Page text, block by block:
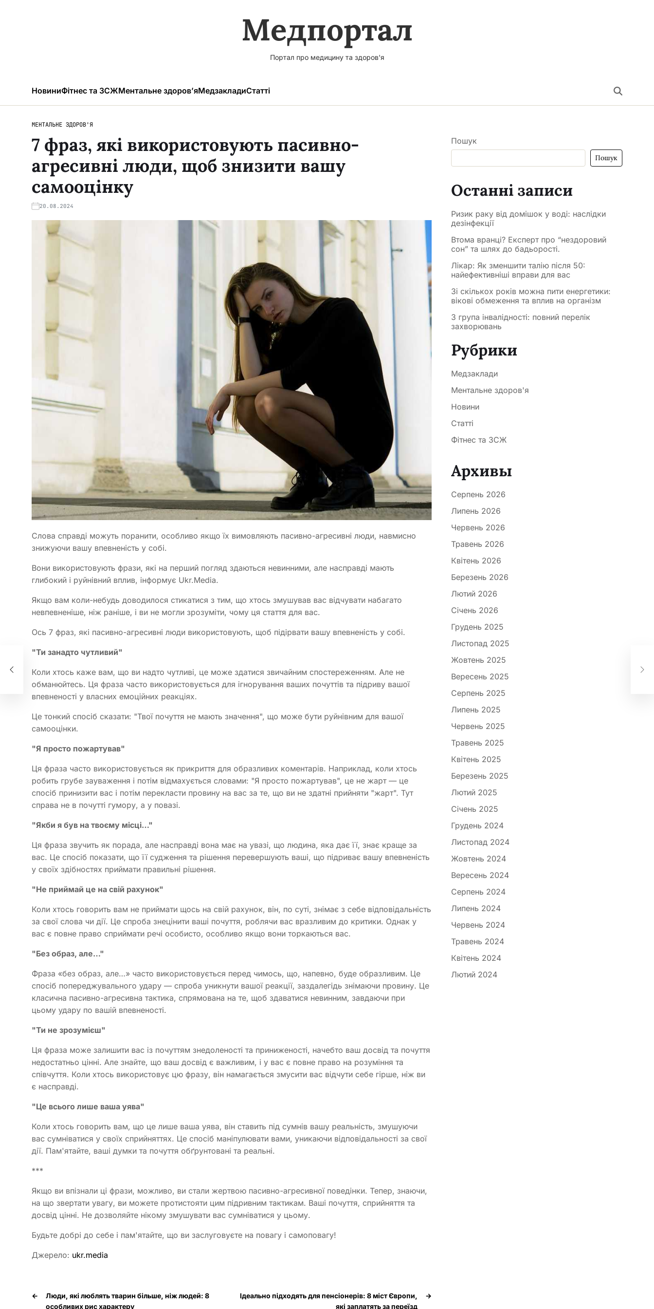
Медпортал
Портал про медицину та здоров'я
НовиниФітнес та ЗСЖМентальне здоров’яМедзакладиСтатті
МЕНТАЛЬНЕ ЗДОРОВ'Я
7 фраз, які використовують пасивно-
агресивні люди, щоб знизити вашу
самооцінку
20.08.2024
Слова справді можуть поранити, особливо якщо їх вимовляють пасивно-агресивні люди, навмисно
знижуючи вашу впевненість у собі.
Вони використовують фрази, які на перший погляд здаються невинними, але насправді мають
глибокий і руйнівний вплив, інформує Ukr.Media.
Якщо вам коли-небудь доводилося стикатися з тим, що хтось змушував вас відчувати набагато
невпевненіше, ніж раніше, і ви не могли зрозуміти, чому ця стаття для вас.
Ось 7 фраз, які пасивно-агресивні люди використовують, щоб підірвати вашу впевненість у собі.
"Ти занадто чутливий"
Коли хтось каже вам, що ви надто чутливі, це може здатися звичайним спостереженням. Але не
обманюйтесь. Ця фраза часто використовується для ігнорування ваших почуттів та підриву вашої
впевненості у власних емоційних реакціях.
Це тонкий спосіб сказати: "Твої почуття не мають значення", що може бути руйнівним для вашої
самооцінки.
"Я просто пожартував"
Ця фраза часто використовується як прикриття для образливих коментарів. Наприклад, коли хтось
робить грубе зауваження і потім відмахується словами: "Я просто пожартував", це не жарт — це
спосіб принизити вас і потім перекласти провину на вас за те, що ви не здатні прийняти "жарт". Тут
справа не в почутті гумору, а у повазі.
"Якби я був на твоєму місці…"
Ця фраза звучить як порада, але насправді вона має на увазі, що людина, яка дає її, знає краще за
вас. Це спосіб показати, що її судження та рішення перевершують ваші, що підриває вашу впевненість
у своїх здібностях приймати правильні рішення.
"Не приймай це на свій рахунок"
Коли хтось говорить вам не приймати щось на свій рахунок, він, по суті, знімає з себе відповідальність
за свої слова чи дії. Це спроба знецінити ваші почуття, роблячи вас вразливим до критики. Однак у
вас є повне право сприймати речі особисто, особливо якщо вони торкаються вас.
"Без образ, але…"
Фраза «без образ, але…» часто використовується перед чимось, що, напевно, буде образливим. Це
спосіб попереджувального удару — спроба уникнути вашої реакції, заздалегідь знімаючи провину. Це
класична пасивно-агресивна тактика, спрямована на те, щоб здаватися невинним, завдаючи при
цьому удару по вашій впевненості.
"Ти не зрозумієш"
Ця фраза може залишити вас із почуттям знедоленості та приниженості, начебто ваш досвід та почуття
недостатньо цінні. Але знайте, що ваш досвід є важливим, і у вас є повне право на розуміння та
співчуття. Коли хтось використовує цю фразу, він намагається змусити вас відчути себе гірше, ніж ви
є насправді.
"Це всього лише ваша уява"
Коли хтось говорить вам, що це лише ваша уява, він ставить під сумнів вашу реальність, змушуючи
вас сумніватися у своїх сприйняттях. Це спосіб маніпулювати вами, уникаючи відповідальності за свої
дії. Пам'ятайте, ваші думки та почуття обґрунтовані та реальні.
***
Якщо ви впізнали ці фрази, можливо, ви стали жертвою пасивно-агресивної поведінки. Тепер, знаючи,
на що звертати увагу, ви можете протистояти цим підривним тактикам. Ваші почуття, сприйняття та
досвід цінні. Не дозволяйте нікому змушувати вас сумніватися у цьому.
Будьте добрі до себе і пам'ятайте, що ви заслуговуєте на повагу і самоповагу!
Джерело: ukr.media
←
Люди, які люблять тварин більше, ніж людей: 8
особливих рис характеру
→
Ідеально підходять для пенсіонерів: 8 міст Європи,
які заплатять за переїзд
Пошук
Пошук
Останні записи
Ризик раку від домішок у воді: наслідки
дезінфекції
Втома вранці? Експерт про “нездоровий
сон” та шлях до бадьорості.
Лікар: Як зменшити талію після 50:
найефективніші вправи для вас
Зі скількох років можна пити енергетики:
вікові обмеження та вплив на організм
3 група інвалідності: повний перелік
захворювань
Рубрики
Медзаклади
Ментальне здоров'я
Новини
Статті
Фітнес та ЗСЖ
Архивы
Серпень 2026
Липень 2026
Червень 2026
Травень 2026
Квітень 2026
Березень 2026
Лютий 2026
Січень 2026
Грудень 2025
Листопад 2025
Жовтень 2025
Вересень 2025
Серпень 2025
Липень 2025
Червень 2025
Травень 2025
Квітень 2025
Березень 2025
Лютий 2025
Січень 2025
Грудень 2024
Листопад 2024
Жовтень 2024
Вересень 2024
Серпень 2024
Липень 2024
Червень 2024
Травень 2024
Квітень 2024
Лютий 2024